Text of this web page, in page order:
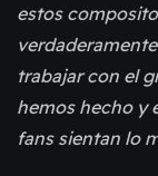
estos
trabajar con el
hemos hecho y
fans sientan lo